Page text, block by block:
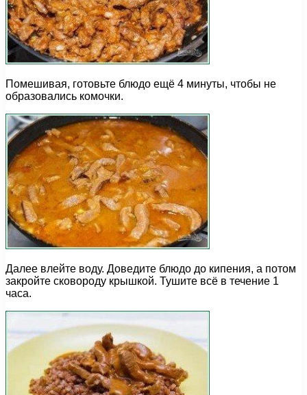
Помешивая, готовьте блюдо ещё 4 минуты, чтобы не
образовались комочки.
Далее влейте воду. Доведите блюдо до кипения, а потом
закройте сковороду крышкой. Тушите всё в течение 1
часа.